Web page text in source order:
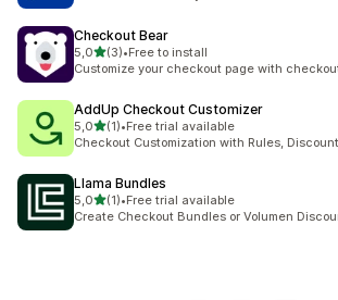
Checkout Bear
5,0z 5 hvězd
(3)
Celkový počet recenzí: 3
•Free to install
Customize your checkout page with
AddUp Checkout Customizer
5,0z 5 hvězd
(1)
Celkový počet recenzí: 1
•Free trial available
Checkout Customization with Rules,
Llama Bundles
5,0z 5 hvězd
(1)
Celkový počet recenzí: 1
•Free trial available
Create Checkout Bundles or Volumen